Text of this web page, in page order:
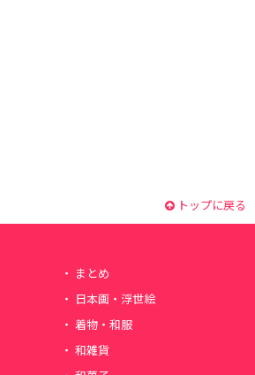
トップに戻る
まとめ
日本画・浮世絵
着物・和服
和雑貨